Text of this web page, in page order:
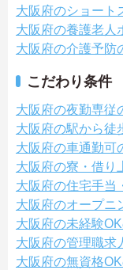
大阪府のショート
大阪府の養護老人
大阪府の介護予防
こだわり条件
大阪府の夜勤専従
大阪府の駅から徒
大阪府の車通勤可
大阪府の寮・借り
大阪府の住宅手当
大阪府のオープニ
大阪府の未経験
大阪府の管理職求
大阪府の無資格